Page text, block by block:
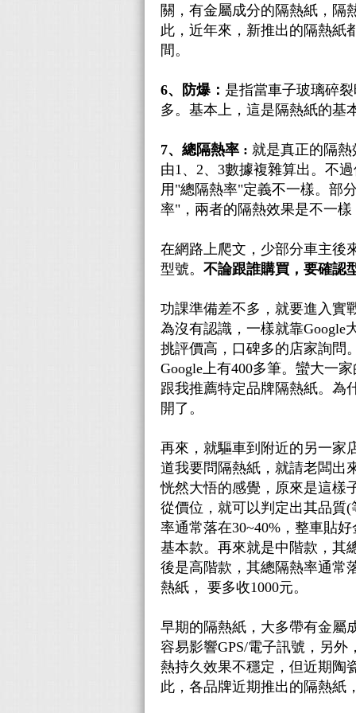
關，有金屬成分的隔熱紙，隔
此，近年來，新推出的隔熱紙
間。
6、防爆： 是指當車子玻璃碎
多。基本上，這是隔熱紙的基
7、總隔熱率 : 就是真正的隔熱
由1、2、3數據複雜算出。不
用"總隔熱率"定義不一樣。部
率"，兩者的隔熱效果是不一
在網路上爬文，少部分車主後
型號。 不論跟誰購買，要確認
功課準備差不多，就要進入實
為沒有認識，一樣就靠Google
挑評價高，口碑多的店家詢問
Google上有400多筆。蠻大一
跟我推薦特定品牌隔熱紙。為
開了。
再來，就驅車到附近的另一家
道我要問隔熱紙，就請老闆出
恍然大悟的感覺，原來是這樣
從價位，就可以判定出其品質
率通常落在30~40%，整車貼
基本款。再來就是中階款，其
後是高階款，其總隔熱率通常
熱紙， 要多收1000元。
早期的隔熱紙，大多帶有金屬
容易影響GPS/電子訊號，另
熱持久效果不穩定，但近期陶
此，各品牌近期推出的隔熱紙